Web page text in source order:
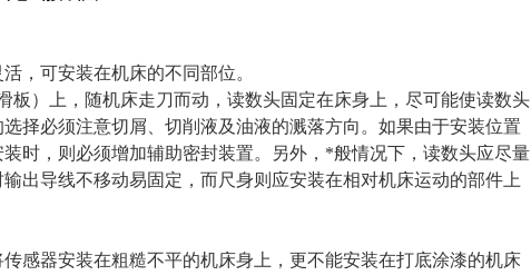
，可安装在机床的不同部位。
板）上，随机床走刀而动，读数头固定在床身上，尽可能使读数头
择必须注意切屑、切削液及油液的溅落方向。如果由于安装位置
时，则必须增加辅助密封装置。另外，*般情况下，读数头应尽量
出导线不移动易固定，而尺身则应安装在相对机床运动的部件上
感器安装在粗糙不平的机床身上，更不能安装在打底涂漆的机床